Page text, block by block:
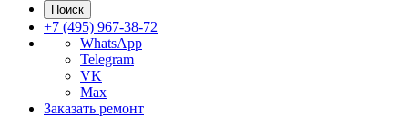
Поиск
+7 (495) 967-38-72
WhatsApp
Telegram
VK
Max
Заказать ремонт